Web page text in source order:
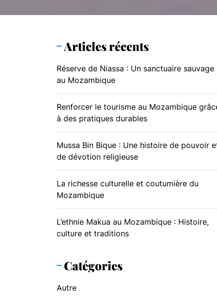
Articles récents
Réserve de Niassa : Un sanctuaire sauvage
au Mozambique
Renforcer le tourisme au Mozambique
à des pratiques durables
Mussa Bin Bique : Une histoire de pouvoir
de dévotion religieuse
La richesse culturelle et coutumière du
Mozambique
L’ethnie Makua au Mozambique : Histoire,
culture et traditions
Catégories
Autre